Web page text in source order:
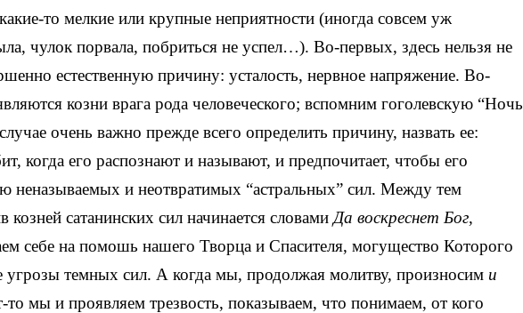
то мелкие или крупные неприятности (иногда совсем уж
чулок порвала, побриться не успел…). Во-первых, здесь нельзя не
естественную причину: усталость, нервное напряжение. Во-
козни врага рода человеческого; вспомним гоголевскую “Ночь
очень важно прежде всего определить причину, назвать ее:
когда его распознают и называют, и предпочитает, чтобы его
неназываемых и неотвратимых “астральных” сил. Между тем
козней сатанинских сил начинается словами Да воскреснет Бог,
себе на помошь нашего Творца и Спасителя, могущество Которого
угрозы темных сил. А когда мы, продолжая молитву, произносим и
мы и проявляем трезвость, показываем, что понимаем, от кого